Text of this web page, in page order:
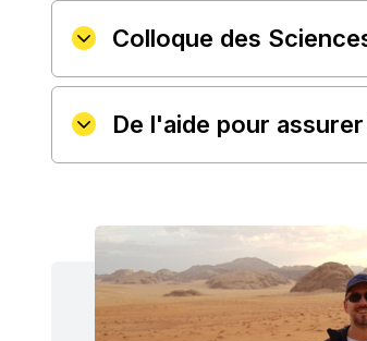
Colloque des
De l'aide pour